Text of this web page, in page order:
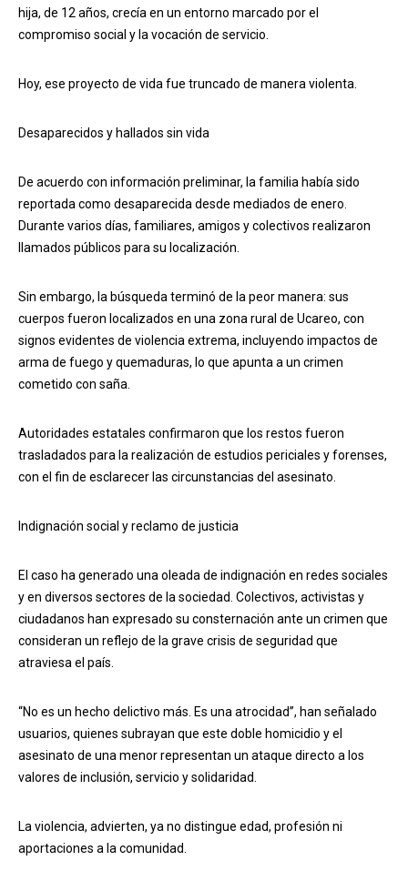
hija, de 12 años, crecía en un entorno marcado por el
compromiso social y la vocación de servicio.
Hoy, ese proyecto de vida fue truncado de manera violenta.
Desaparecidos y hallados sin vida
De acuerdo con información preliminar, la familia había sido
reportada como desaparecida desde mediados de enero.
Durante varios días, familiares, amigos y colectivos realizaron
llamados públicos para su localización.
Sin embargo, la búsqueda terminó de la peor manera: sus
cuerpos fueron localizados en una zona rural de Ucareo, con
signos evidentes de violencia extrema, incluyendo impactos de
arma de fuego y quemaduras, lo que apunta a un crimen
cometido con saña.
Autoridades estatales confirmaron que los restos fueron
trasladados para la realización de estudios periciales y forenses,
con el fin de esclarecer las circunstancias del asesinato.
Indignación social y reclamo de justicia
El caso ha generado una oleada de indignación en redes sociales
y en diversos sectores de la sociedad. Colectivos, activistas y
ciudadanos han expresado su consternación ante un crimen que
consideran un reflejo de la grave crisis de seguridad que
atraviesa el país.
“No es un hecho delictivo más. Es una atrocidad”, han señalado
usuarios, quienes subrayan que este doble homicidio y el
asesinato de una menor representan un ataque directo a los
valores de inclusión, servicio y solidaridad.
La violencia, advierten, ya no distingue edad, profesión ni
aportaciones a la comunidad.